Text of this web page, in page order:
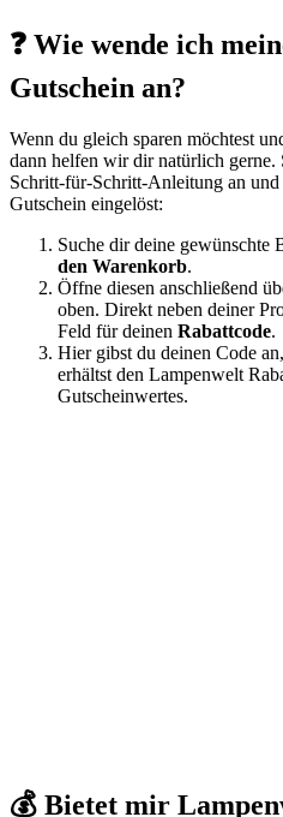
❓ Wie wende ich
Gutschein an?
Wenn du gleich sparen möchtest
dann helfen wir dir natürlich gerne.
Schritt-für-Schritt-Anleitung an
Gutschein eingelöst:
Suche dir deine gewünschte
den Warenkorb.
Öffne diesen anschließend
oben. Direkt neben deiner
Feld für deinen Rabattcode.
Hier gibst du deinen Code
erhältst den Lampenwelt
Gutscheinwertes.
💰 Bietet mir